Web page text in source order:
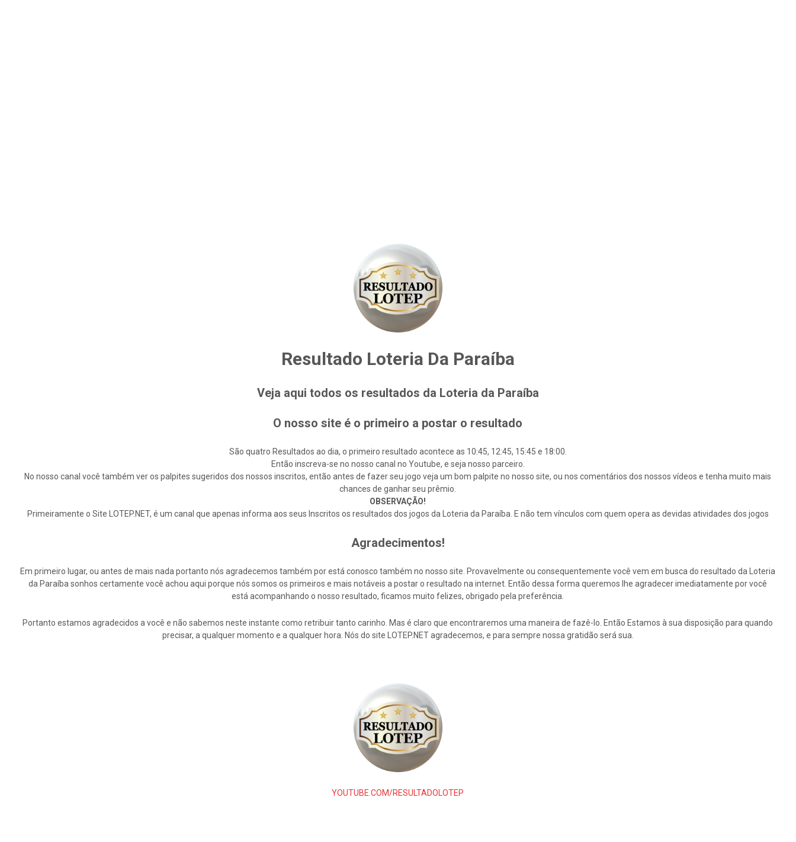
Resultado Loteria Da Paraíba
Veja aqui todos os resultados da Loteria da Paraíba
O nosso site é o primeiro a postar o resultado
São quatro Resultados ao dia, o primeiro resultado acontece as 10:45, 12:45, 15:45 e 18:00.
Então inscreva-se no nosso canal no Youtube, e seja nosso parceiro.
No nosso canal você também ver os palpites sugeridos dos nossos inscritos, então antes de fazer seu jogo veja um bom palpite no nosso site, ou nos comentários dos nossos vídeos e tenha muito mais
chances de ganhar seu prêmio.
OBSERVAÇÃO!
Primeiramente o Site LOTEP.NET, é um canal que apenas informa aos seus Inscritos os resultados dos jogos da Loteria da Paraíba. E não tem vínculos com quem opera as devidas atividades dos jogos
Agradecimentos!
Em primeiro lugar, ou antes de mais nada portanto nós agradecemos também por está conosco também no nosso site. Provavelmente ou consequentemente você vem em busca do resultado da Loteria
da Paraíba sonhos certamente você achou aqui porque nós somos os primeiros e mais notáveis a postar o resultado na internet. Então dessa forma queremos lhe agradecer imediatamente por você
está acompanhando o nosso resultado, ficamos muito felizes, obrigado pela preferência.
Portanto estamos agradecidos a você e não sabemos neste instante como retribuir tanto carinho. Mas é claro que encontraremos uma maneira de fazê-lo. Então Estamos à sua disposição para quando
precisar, a qualquer momento e a qualquer hora. Nós do site LOTEP.NET agradecemos, e para sempre nossa gratidão será sua.
YOUTUBE.COM/RESULTADOLOTEP